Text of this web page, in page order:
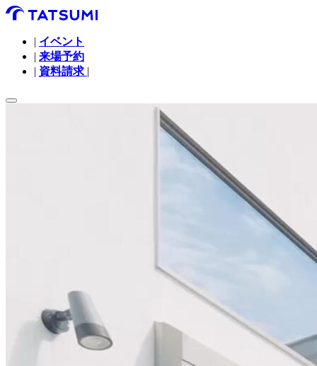
| イベント
| 来場予約
| 資料請求 |